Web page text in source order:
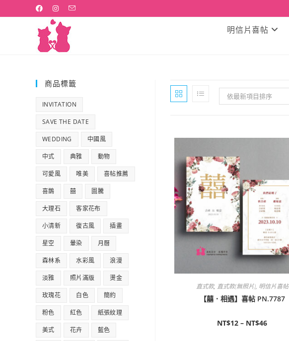
to
明信片喜帖
依最新項目排序
直式款, 直式款(無照片), 明信片喜帖
【囍．相遇】喜帖 PN.7787
NT$12 – NT$46
商品標籤
INVITATION
SAVE THE DATE
WEDDING 中國風
中式 典雅 動物
可愛風 唯美 喜帖推薦
喜鵲 囍 圖騰
大理石 客家花布
小清新 復古風 插畫
星空 暈染 月曆
森林系 水彩風 浪漫
淡雅 照片滿版 燙金
玫瑰花 白色 簡約
粉色 紅色 紙張紋理
美式 花卉 藍色